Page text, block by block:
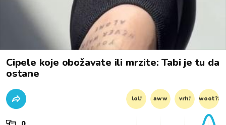
Cipele koje obožavate ili mrzite: Tabi je tu da
ostane
lol! aww vrh! woot?!